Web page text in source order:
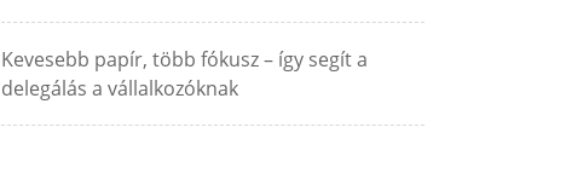
Kevesebb papír, több fókusz – így segít a
delegálás a vállalkozóknak